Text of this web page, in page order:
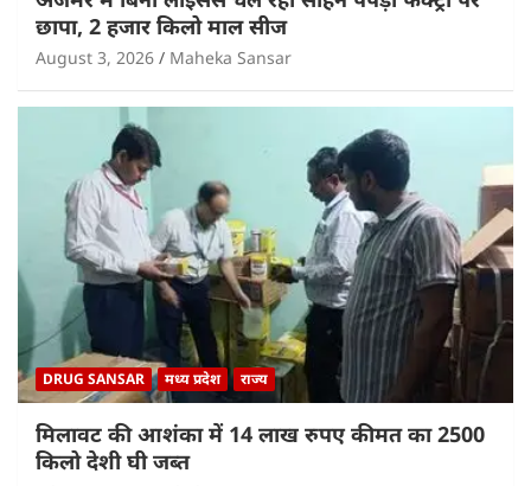
छापा, 2 हजार किलो माल सीज
August 3, 2026 Maheka Sansar
DRUG SANSAR मध्य प्रदेश राज्य
मिलावट की आशंका में 14 लाख रुपए कीमत का 2500
किलो देशी घी जब्त